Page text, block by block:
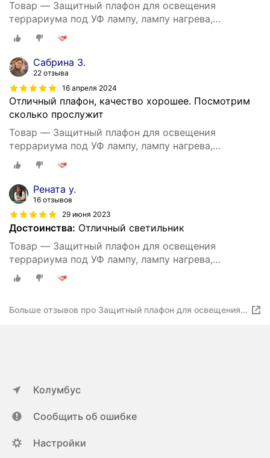
Товар — Защитный плафон для освещения
террариума под УФ лампу, лампу нагрева,
маленький, чёрный
Сабрина З.
22 отзыва
16 апреля 2024
Отличный плафон, качество хорошее. Посмотрим
сколько прослужит
Товар — Защитный плафон для освещения
террариума под УФ лампу, лампу нагрева,
маленький, чёрный
Рената у.
16 отзывов
29 июня 2023
Достоинства: Отличный светильник
Товар — Защитный плафон для освещения
террариума под УФ лампу, лампу нагрева,
маленький, чёрный
Больше отзывов про Защитный плафон для освещения
Колумбус
Сообщить об ошибке
Настройки